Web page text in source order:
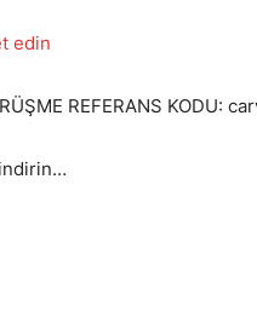
edin
REFERANS KODU:
indirin…